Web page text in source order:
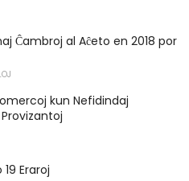
Ĉambroj al Aĉeto en 2018 por
kun Nefidindaj
19 Eraroj